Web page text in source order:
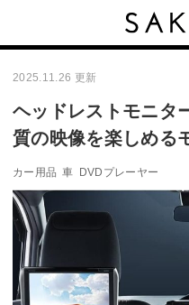
2025.11.26 更新
ヘッドレストモニタ
質の映像を楽しめる
カー用品 車 DVDプレーヤー